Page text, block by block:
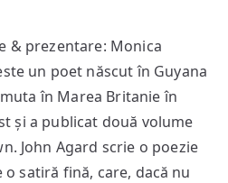
& prezentare: Monica
un poet născut în Guyana
în Marea Britanie în
și a publicat două volume
John Agard scrie o poezie
satiră fină, care, dacă nu